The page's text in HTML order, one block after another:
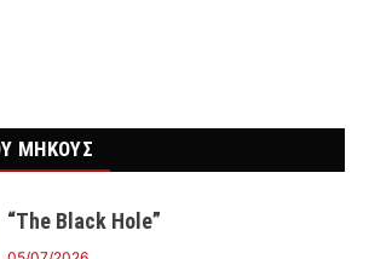
ΜΗΚΟΥΣ
“The Black Hole”